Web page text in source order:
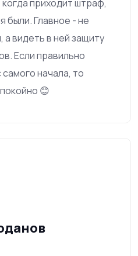
приходит штраф,
были. Главное - не
видеть в ней защиту
Если правильно
начала, то
😊